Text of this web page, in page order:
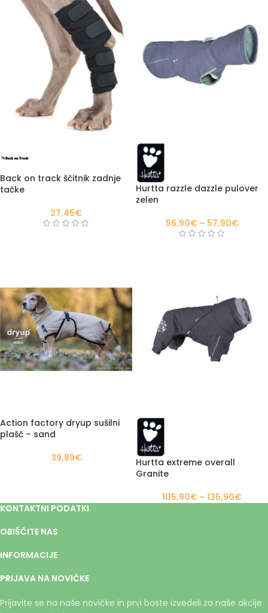
Back on track ščitnik zadnje
tačke
27,45€
Hurtta razzle dazzle pulover
zelen
56,90€ – 57,90€
Action factory dryup sušilni
plašč – sand
39,89€
Hurtta extreme overall
Granite
105,90€ – 135,90€
KONTAKTNI PODATKI
OBIŠČITE NAS
INFORMACIJE
PRIJAVA NA NOVIČKE
Prijavite se na naše novičke in prvi boste izvedeli za naše akcije